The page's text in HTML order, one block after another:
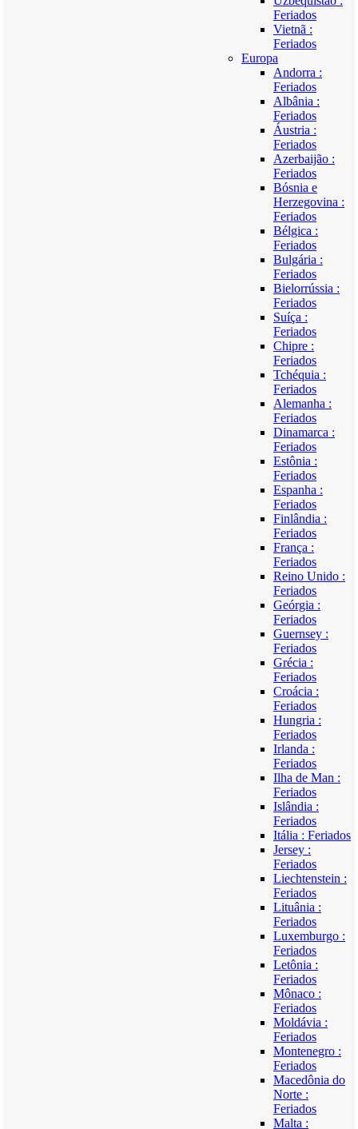
Feriados
Vietnã :
Feriados
Europa
Andorra :
Feriados
Albânia :
Feriados
Áustria :
Feriados
Azerbaijão :
Feriados
Bósnia e
Herzegovina :
Feriados
Bélgica :
Feriados
Bulgária :
Feriados
Bielorrússia :
Feriados
Suíça :
Feriados
Chipre :
Feriados
Tchéquia :
Feriados
Alemanha :
Feriados
Dinamarca :
Feriados
Estônia :
Feriados
Espanha :
Feriados
Finlândia :
Feriados
França :
Feriados
Reino Unido :
Feriados
Geórgia :
Feriados
Guernsey :
Feriados
Grécia :
Feriados
Croácia :
Feriados
Hungria :
Feriados
Irlanda :
Feriados
Ilha de Man :
Feriados
Islândia :
Feriados
Itália : Feriados
Jersey :
Feriados
Liechtenstein :
Feriados
Lituânia :
Feriados
Luxemburgo :
Feriados
Letônia :
Feriados
Mônaco :
Feriados
Moldávia :
Feriados
Montenegro :
Feriados
Macedônia do
Norte :
Feriados
Malta :